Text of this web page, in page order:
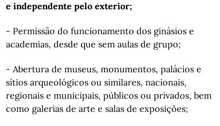
e independente pelo exterior;
- Permissão do funcionamento dos ginásios e
academias, desde que sem aulas de grupo;
- Abertura de museus, monumentos, palácios e
sítios arqueológicos ou similares, nacionais,
regionais e municipais, públicos ou privados, bem
como galerias de arte e salas de exposições;